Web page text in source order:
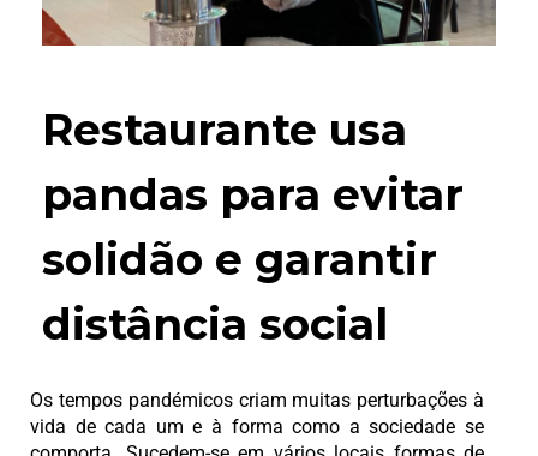
Restaurante usa
pandas para evitar
solidão e garantir
distância social
Os tempos pandémicos criam muitas perturbações à
vida de cada um e à forma como a sociedade se